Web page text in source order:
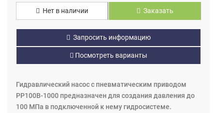
Нет в наличии Заказать
Запросить информацию
Посмотреть варианты
Гидравлический насос с пневматическим приводом
PP100B-1000 предназначен для создания давления до
100 МПа в подключенной к нему гидросистеме.